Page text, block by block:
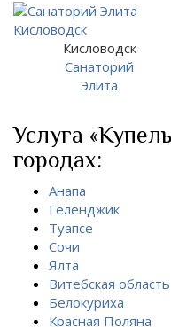
Кисловодск
Санаторий
Элита
Услуга
городах:
Анапа
Геленджик
Туапсе
Сочи
Ялта
Витебская область
Белокуриха
Красная Поляна